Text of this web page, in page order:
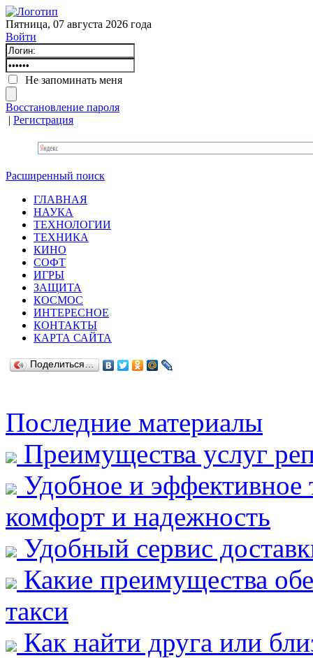
Пятница, 07 августа 2026 года
Войти
Не запоминать меня
Восстановление пароля
| Регистрация
Расширенный поиск
ГЛАВНАЯ
НАУКА
ТЕХНОЛОГИИ
ТЕХНИКА
КИНО
СОФТ
ИГРЫ
ЗАЩИТА
КОСМОС
ИНТЕРЕСНОЕ
КОНТАКТЫ
КАРТА САЙТА
Поделиться…
Последние материалы
Преимущества услуг
Удобное и эффективное
комфорт и надежность
Удобный сервис
Какие преимущества
такси
Как найти друга или